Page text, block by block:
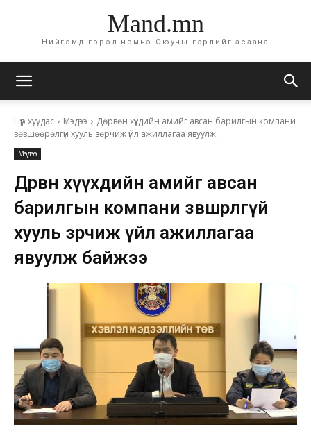
Mand.mn
Нийгэмд гэрэл нэмнэ-Оюуны гэрлийг асаана
Нүүр хуудас Мэдээ
Дөрвөн хүүхдийн амийг авсан барилгын компани
зөвшөөрөлгүй хууль зөрчиж үйл ажиллагаа явуулж...
Мэдээ
Дөрвөн хүүхдийн амийг авсан
барилгын компани зөвшөөрөлгүй
хууль зөрчиж үйл ажиллагаа
явуулж байжээ